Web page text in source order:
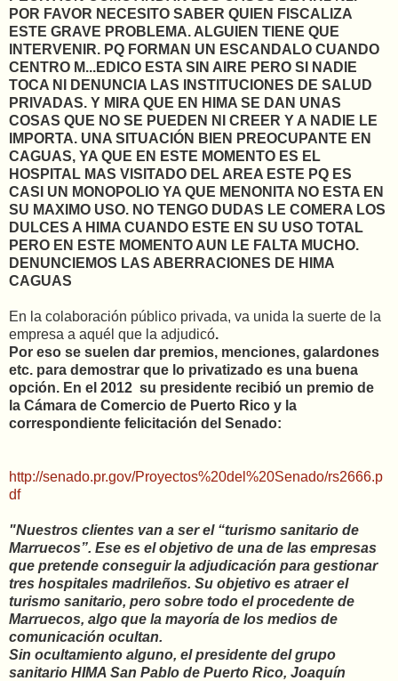
POR FAVOR NECESITO SABER QUIEN FISCALIZA
ESTE GRAVE PROBLEMA. ALGUIEN TIENE QUE
INTERVENIR. PQ FORMAN UN ESCANDALO CUANDO
CENTRO M...EDICO ESTA SIN AIRE PERO SI NADIE
TOCA NI DENUNCIA LAS INSTITUCIONES DE SALUD
PRIVADAS. Y MIRA QUE EN HIMA SE DAN UNAS
COSAS QUE NO SE PUEDEN NI CREER Y A NADIE LE
IMPORTA. UNA SITUACIÓN BIEN PREOCUPANTE EN
CAGUAS, YA QUE EN ESTE MOMENTO ES EL
HOSPITAL MAS VISITADO DEL AREA ESTE PQ ES
CASI UN MONOPOLIO YA QUE MENONITA NO ESTA EN
SU MAXIMO USO. NO TENGO DUDAS LE COMERA LOS
DULCES A HIMA CUANDO ESTE EN SU USO TOTAL
PERO EN ESTE MOMENTO AUN LE FALTA MUCHO.
DENUNCIEMOS LAS ABERRACIONES DE HIMA
CAGUAS
En la colaboración público privada, va unida la suerte de la
empresa a aquél que la adjudicó.
Por eso se suelen dar premios, menciones, galardones
etc. para demostrar que lo privatizado es una buena
opción. En el 2012 su presidente recibió un premio de
la Cámara de Comercio de Puerto Rico y la
correspondiente felicitación del Senado:
http://senado.pr.gov/Proyectos%20del%20Senado/rs2666.p
df
"Nuestros clientes van a ser el “turismo sanitario de
Marruecos”. Ese es el objetivo de una de las empresas
que pretende conseguir la adjudicación para gestionar
tres hospitales madrileños. Su objetivo es atraer el
turismo sanitario, pero sobre todo el procedente de
Marruecos, algo que la mayoría de los medios de
comunicación ocultan.
Sin ocultamiento alguno, el presidente del grupo
sanitario HIMA San Pablo de Puerto Rico, Joaquín